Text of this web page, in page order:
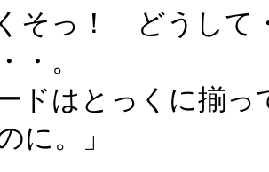
くそっ！ どうして
・。
ドはとっくに揃っ
に。」